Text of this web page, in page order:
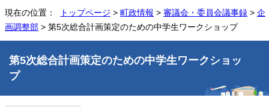
現在の位置： トップページ > 町政情報 > 審議会・委員会議事録 > 企
画調整部 > 第5次総合計画策定のための中学生ワークショップ
第5次総合計画策定のための中学生ワークショッ
プ